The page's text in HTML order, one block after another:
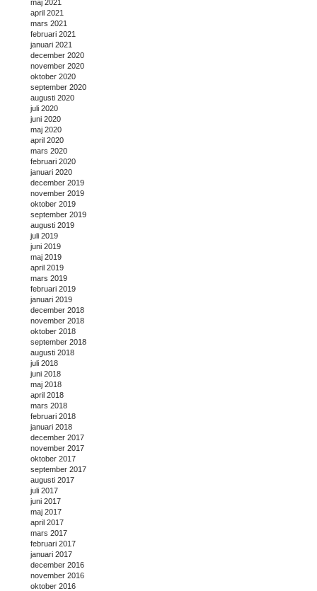
maj 2021
april 2021
mars 2021
februari 2021
januari 2021
december 2020
november 2020
oktober 2020
september 2020
augusti 2020
juli 2020
juni 2020
maj 2020
april 2020
mars 2020
februari 2020
januari 2020
december 2019
november 2019
oktober 2019
september 2019
augusti 2019
juli 2019
juni 2019
maj 2019
april 2019
mars 2019
februari 2019
januari 2019
december 2018
november 2018
oktober 2018
september 2018
augusti 2018
juli 2018
juni 2018
maj 2018
april 2018
mars 2018
februari 2018
januari 2018
december 2017
november 2017
oktober 2017
september 2017
augusti 2017
juli 2017
juni 2017
maj 2017
april 2017
mars 2017
februari 2017
januari 2017
december 2016
november 2016
oktober 2016